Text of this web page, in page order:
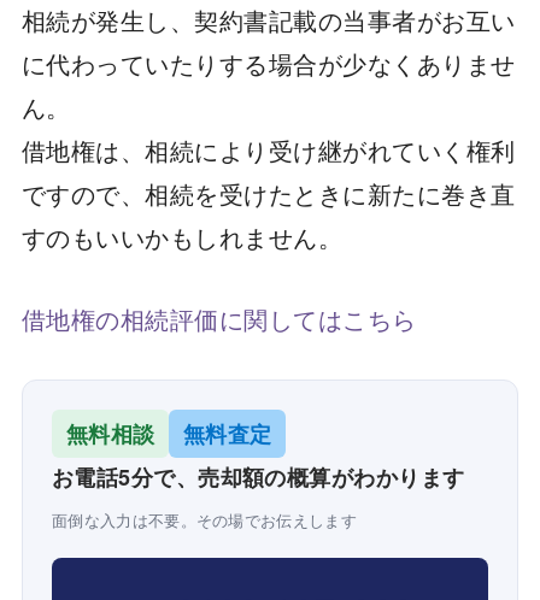
相続が発生し、契約書記載の当事者がお互い
に代わっていたりする場合が少なくありませ
ん。
借地権は、相続により受け継がれていく権利
ですので、相続を受けたときに新たに巻き直
すのもいいかもしれません。
借地権の相続評価に関してはこちら
無料相談
無料査定
お電話5分で、売却額の概算がわかります
面倒な入力は不要。その場でお伝えします